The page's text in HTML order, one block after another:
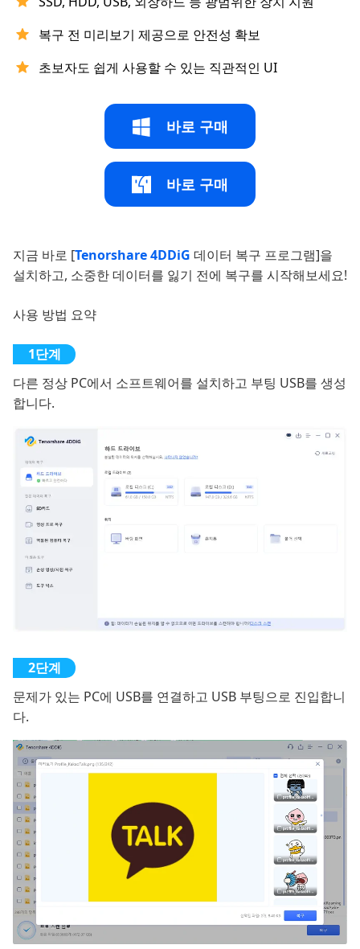
복구 전 미리보기 제공으로 안전성 확보
초보자도 쉽게 사용할 수 있는 직관적인 UI
바로 구매
바로 구매
지금 바로 [Tenorshare 4DDiG 데이터 복구 프로그램]을
설치하고, 소중한 데이터를 잃기 전에 복구를 시작해보세요!
사용 방법 요약
다른 정상 PC에서 소프트웨어를 설치하고 부팅 USB를 생성
합니다.
문제가 있는 PC에 USB를 연결하고 USB 부팅으로 진입합니
다.